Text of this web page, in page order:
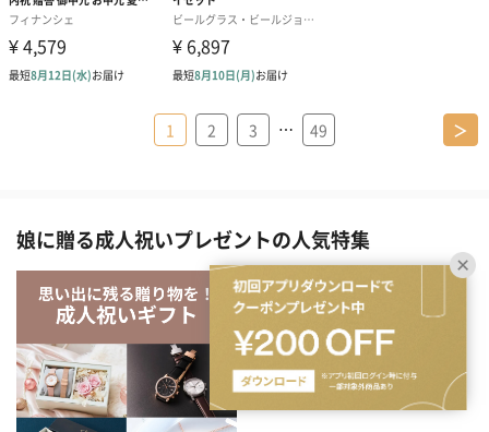
1 2 3 … 49 ＞
娘に贈る成人祝いプレゼントの人気特集